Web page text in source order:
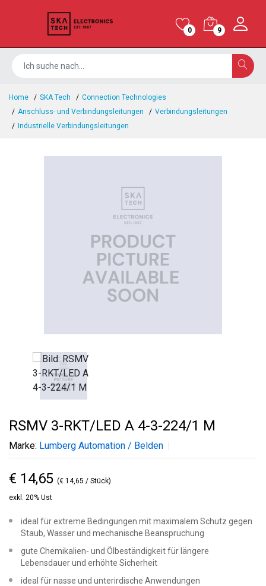
0 9
Home SKA Tech
Connection Technologies
Anschluss- und Verbindungsleitungen
Verbindungsleitungen
Industrielle Verbindungsleitungen
RSMV 3-RKT/LED A 4-3-224/1 M
Marke: Lumberg Automation / Belden
€ 14,65 (€ 14,65 / Stück)
exkl. 20% Ust
ideal für extreme Bedingungen mit maximalem Schutz gegen
Staub, Wasser und mechanische Beanspruchung
gute Chemikalien- und Ölbeständigkeit für längere
Lebensdauer und erhöhte Sicherheit
ideal für nasse und unterirdische Anwendungen